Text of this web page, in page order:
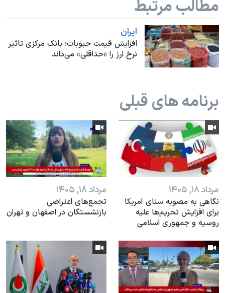
نرگس محمدی برنده جایزه نوبل صلح
همایش محافظه‌کاران آمریکا «سی‌پک»
صفحه‌های ویژه
مطالب مرتبط
ايران
افزایش قیمت حبوبات؛ بانک مرکزی تاثیر
نرخ ارز را «حداقلی» می‌داند
برنامه های قبلی
مرداد ۱۸, ۱۴۰۵
نگاهی به مصوبه سنای آمریکا
برای افزایش تحریم‌ها علیه
روسیه و جمهوری اسلامی
مرداد ۱۸, ۱۴۰۵
تجمع‌های اعتراضی
بازنشستگان در اصفهان و تهران